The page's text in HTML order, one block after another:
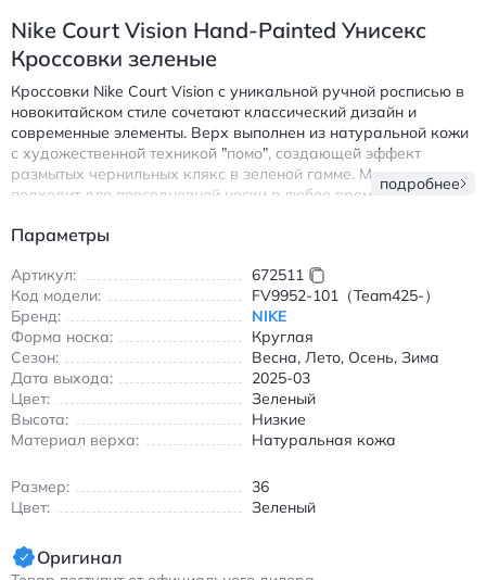
Nike Court Vision Hand-Painted Унисекс
Кроссовки зеленые
Кроссовки Nike Court Vision с уникальной ручной росписью в
новокитайском стиле сочетают классический дизайн и
современные элементы. Верх выполнен из натуральной кожи
с художественной техникой "помо", создающей эффект
размытых чернильных клякс в зеленой гамме. Модель
подходит для повседневной носки в любое время года
характеристикам.
Особенности:
Анти-скользящая подошва обеспечивает надежное
сцепление на любых поверхностях
Система амортизации снижает нагрузку на стопу при
длительной ходьбе
Износостойкие материалы гарантируют долговечность
даже при интенсивном использовании
Круглый носок и низкий силуэт создают комфортную
Кроссовки дополнены классической шнуровкой для
индивидуальной регулировки посадки. Универсальный
зеленый оттенок легко комбинируется с джинсами, шортами и
спортивными костюмами. Легкая конструкция и дышащие
подробнее
Параметры
Артикул:
672511
Код модели:
FV9952-101（Team425-）
Бренд:
NIKE
Форма носка:
Круглая
Сезон:
Весна, Лето, Осень, Зима
Дата выхода:
2025-03
Цвет:
Зеленый
Высота:
Низкие
Материал верха:
Натуральная кожа
Размер:
36
Цвет:
Зеленый
Оригинал